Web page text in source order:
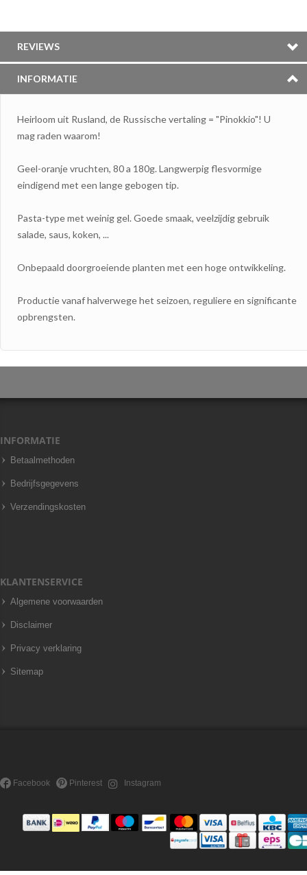
REVIEWS
INFORMATIE
Heirloom uit Rusland, de Russische vertaling = "Pinokkio"! U
magraden waarom!
Geel-oranje vruchten, 80a 180g. L angwerpigflesvormige
eindigend met een lange gebogen tip.
Pasta-typemet weinig gel. Goede smaak, veelzijdig gebruik
salade, saus, koken, ...
Onbepaald doorgroeiende planten met een hogeontwikkeling.
Productie vanafhalverwege het seizoen, reguliereen significante
opbrengsten.
INFORMATIE
Betaalmethoden
Bedrijfsgegevens
Verzendingskosten
KLANTENSERVICE
Algemene voorwaarden
Disclaimer
Privacy verklaring
Sitemap
Facebook Pinterest Instagram